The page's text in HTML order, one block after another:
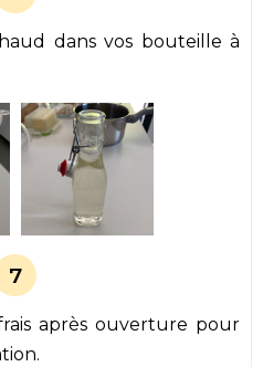
dans vos bouteille à
7
après ouverture pour